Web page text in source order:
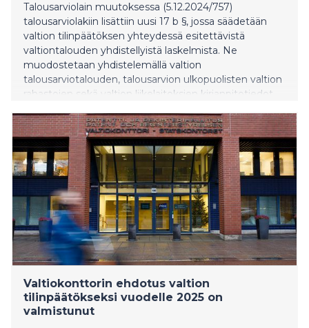
Talousarviolain muutoksessa (5.12.2024/757)
talousarviolakiin lisättiin uusi 17 b §, jossa säädetään
valtion tilinpäätöksen yhteydessä esitettävistä
valtiontalouden yhdistellyistä laskelmista. Ne
muodostetaan yhdistelemällä valtion
talousarviotalouden, talousarvion ulkopuolisten valtion
rahastojen sekä valtion liikelaitoksien kirjanpitotiedot.
Valtiokonttorin ehdotus valtion
tilinpäätökseksi vuodelle 2025 on
valmistunut